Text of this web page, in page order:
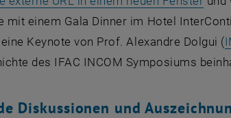
mit einem Gala Dinner im Hotel
Keynote von Prof. Alexandre Dolgui (
externe URL in einem neuen Fenster
des IFAC INCOM Symposiums
Diskussionen und